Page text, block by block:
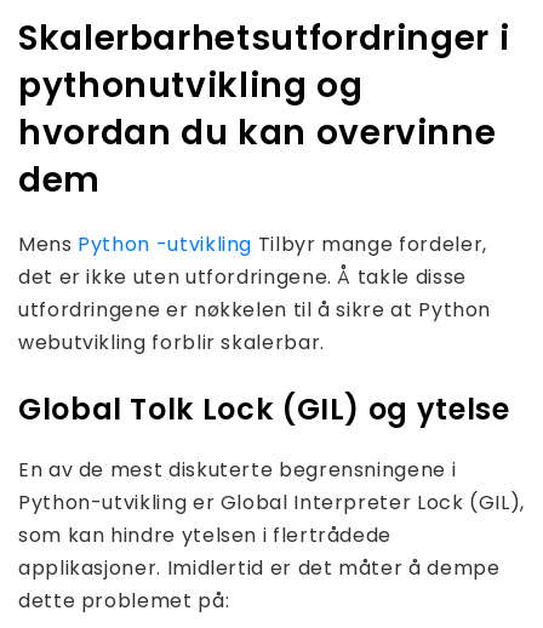
Skalerbarhetsutfordringer i
pythonutvikling og
hvordan du kan overvinne
dem
Mens Python -utvikling Tilbyr mange fordeler,
det er ikke uten utfordringene. Å takle disse
utfordringene er nøkkelen til å sikre at Python
webutvikling forblir skalerbar.
Global Tolk Lock (GIL) og ytelse
En av de mest diskuterte begrensningene i
Python-utvikling er Global Interpreter Lock (GIL),
som kan hindre ytelsen i flertrådede
applikasjoner. Imidlertid er det måter å dempe
dette problemet på: